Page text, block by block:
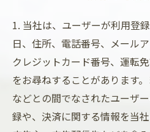
1. 当社は、ユーザーが利用登
日、住所、電話番号、メール
クレジットカード番号、運転
をお尋ねすることがあります
などとの間でなされたユーザ
録や、決済に関する情報を当